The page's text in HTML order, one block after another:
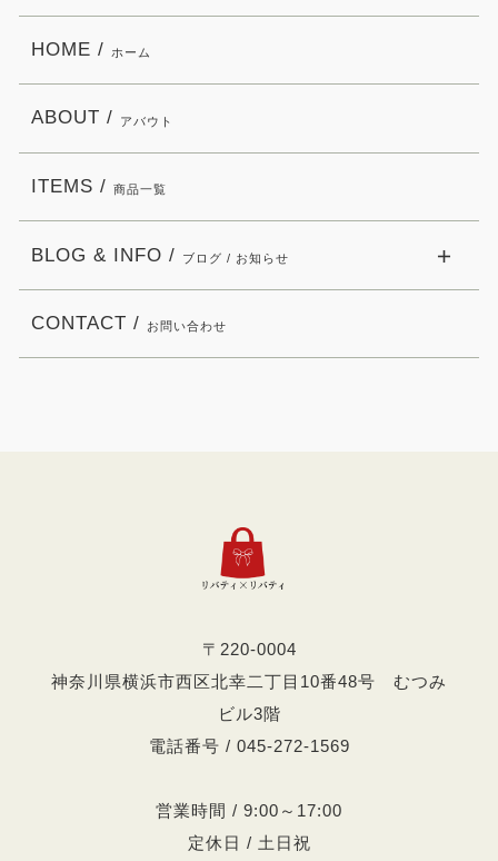
〒220-0004
神奈川県横浜市西区北幸二丁目10番48号 むつみ
ビル3階
電話番号 / 045-272-1569
営業時間 / 9:00～17:00
定休日 / 土日祝
HOME / ホーム
ABOUT / アバウト
ITEMS / 商品一覧
BLOG & INFO / ブログ / お知らせ
CONTACT / お問い合わせ